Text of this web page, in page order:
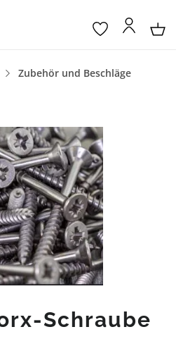
Zubehör und Beschläge
Schraube